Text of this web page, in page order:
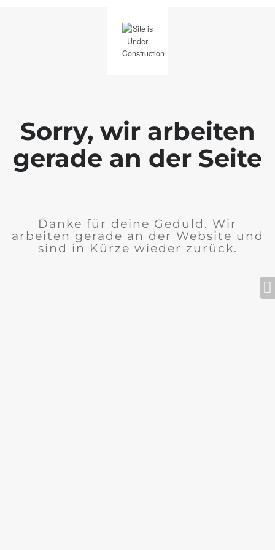
Sorry, wir arbeiten
gerade an der Seite
Danke für deine Geduld. Wir
arbeiten gerade an der Website und
sind in Kürze wieder zurück.